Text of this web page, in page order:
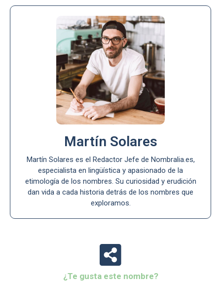
Martín Solares
Martín Solares es el Redactor Jefe de Nombralia.es,
especialista en lingüística y apasionado de la
etimología de los nombres. Su curiosidad y erudición
dan vida a cada historia detrás de los nombres que
exploramos.
¿Te gusta este nombre?